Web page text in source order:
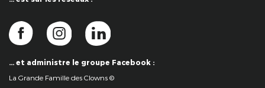
… et administre le groupe Facebook :
La Grande Famille des Clowns ©